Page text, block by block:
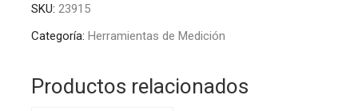
5
RAYOS
UYUSTOOLS
r
t
SKU: 23915
Categoría: Herramientas de Medición
Productos relacionados